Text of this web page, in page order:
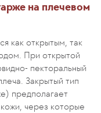
на плечевом
как открытым, так
При открытой
пекторальный
Закрытый тип
предполагает
через которые